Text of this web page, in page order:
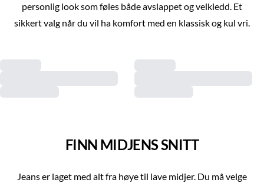
personlig look som føles både avslappet og velkledd. Et
sikkert valg når du vil ha komfort med en klassisk og kul vri.
FINN MIDJENS SNITT
Jeans er laget med alt fra høye til lave midjer. Du må velge